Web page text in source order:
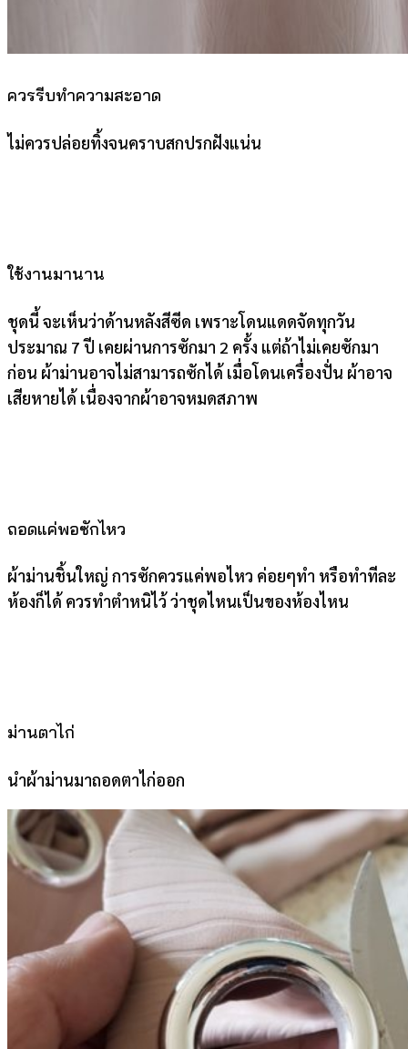
ควรรีบทำความสะอาด
ไม่ควรปล่อยทิ้งจนคราบสกปรกฝังแน่น
ใช้งานมานาน
ชุดนี้ จะเห็นว่าด้านหลังสีซีด เพราะโดนแดดจัดทุกวัน
ประมาณ 7 ปี เคยผ่านการซักมา 2 ครั้ง แต่ถ้าไม่เคยซักมา
ก่อน ผ้าม่านอาจไม่สามารถซักได้ เมื่อโดนเครื่องปั่น ผ้าอาจ
เสียหายได้ เนื่องจากผ้าอาจหมดสภาพ
ถอดแค่พอซักไหว
ผ้าม่านชิ้นใหญ่ การซักควรแค่พอไหว ค่อยๆทำ หรือทำทีละ
ห้องก็ได้ ควรทำตำหนิไว้ ว่าชุดไหนเป็นของห้องไหน
ม่านตาไก่
นำผ้าม่านมาถอดตาไก่ออก